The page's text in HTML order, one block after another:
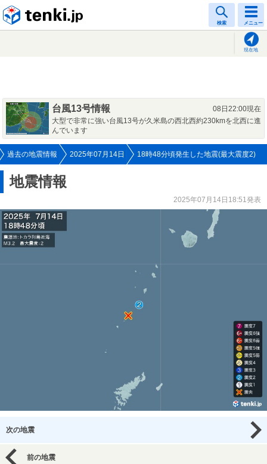
検索 メニュー
現在地
台風13号情報
08日22:00現在
大型で非常に強い台風13号が久米島の西北西約230kmを北西に進
んでいます
過去の地震情報 2025年07月14日 18時48分頃発生した地震(最大震度2)
地震情報
2025年07月14日18:51発表
次の地震
前の地震